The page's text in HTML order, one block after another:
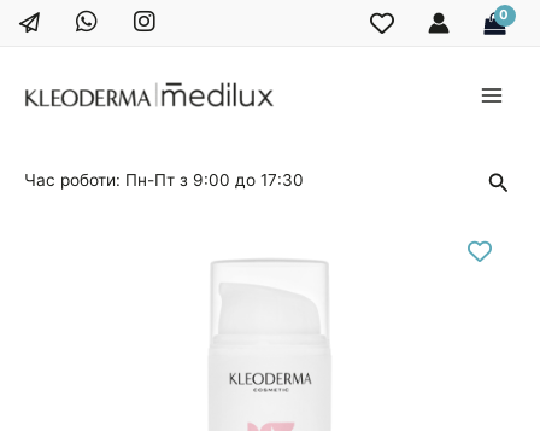
Перейти
Час роботи: Пн-Пт з 9:00 до 17:30